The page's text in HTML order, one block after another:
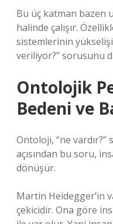
Bu üç katman bazen
halinde çalışır.
sistemlerinin
veriliyor?” sorusunu
Ontolojik
Bedeni ve
Ontoloji, “ne
açısından bu soru,
dönüşür.
Martin Heidegger’in
çekicidir. Ona göre